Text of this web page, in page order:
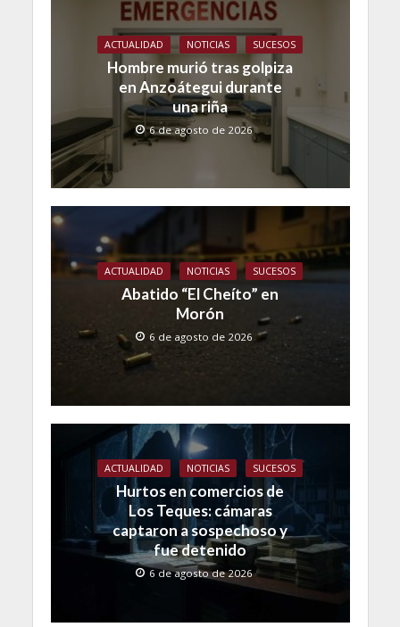
ACTUALIDAD NOTICIAS SUCESOS
Hombre murió tras golpiza
en Anzoátegui durante
una riña
6 de agosto de 2026
ACTUALIDAD NOTICIAS SUCESOS
Abatido “El Cheíto” en
Morón
6 de agosto de 2026
ACTUALIDAD NOTICIAS SUCESOS
Hurtos en comercios de
Los Teques: cámaras
captaron a sospechoso y
fue detenido
6 de agosto de 2026